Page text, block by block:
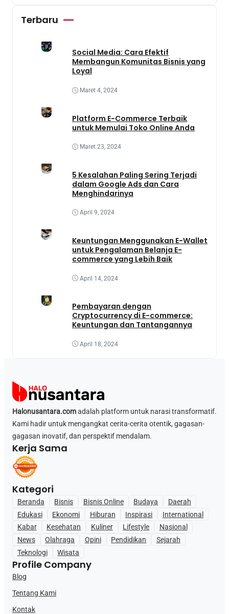
Terbaru
Social Media: Cara Efektif
Membangun Komunitas Bisnis yang
Loyal
Maret 4, 2024
Platform E-Commerce Terbaik
untuk Memulai Toko Online Anda
Maret 23, 2024
5 Kesalahan Paling Sering Terjadi
dalam Google Ads dan Cara
Menghindarinya
April 9, 2024
Keuntungan Menggunakan E-Wallet
untuk Pengalaman Belanja E-
commerce yang Lebih Baik
April 14, 2024
Pembayaran dengan
Cryptocurrency di E-commerce:
Keuntungan dan Tantangannya
April 18, 2024
Halonusantara.comadalah platform untuk narasi transformatif.
Kami hadir untuk mengangkat cerita-cerita otentik, gagasan-
gagasan inovatif, dan perspektif mendalam.
Kerja Sama
Kategori
Beranda Bisnis Bisnis Online Budaya
Daerah
Edukasi
Ekonomi Hiburan Inspirasi
International
Kabar
Kesehatan Kuliner Lifestyle
Nasional
News
Olahraga Opini Pendidikan
Sejarah
Teknologi
Wisata
Profile Company
Blog
Tentang Kami
Kontak